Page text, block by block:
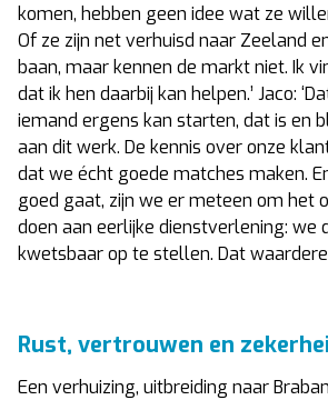
komen, hebben geen idee wat ze
Of ze zijn net verhuisd naar Zeeland
baan, maar kennen de markt niet. Ik
dat ik hen daarbij kan helpen.’ Jaco:
iemand ergens kan starten, dat is en
aan dit werk. De kennis over onze
dat we écht goede matches maken.
goed gaat, zijn we er meteen om het
doen aan eerlijke dienstverlening: we
kwetsbaar op te stellen. Dat
Rust, vertrouwen en
Een verhuizing, uitbreiding naar